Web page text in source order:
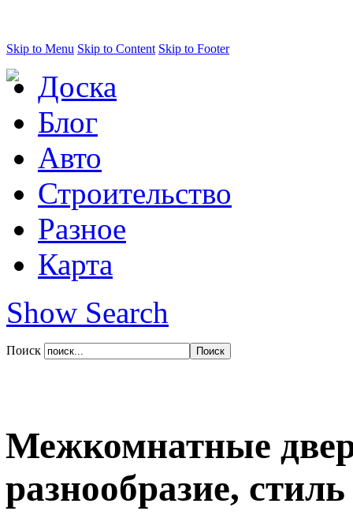
Skip to Menu Skip to Content Skip to Footer
Доска
Блог
Авто
Строительство
Разное
Карта
Show Search
Поиск
Межкомнатные
разнообразие, стиль